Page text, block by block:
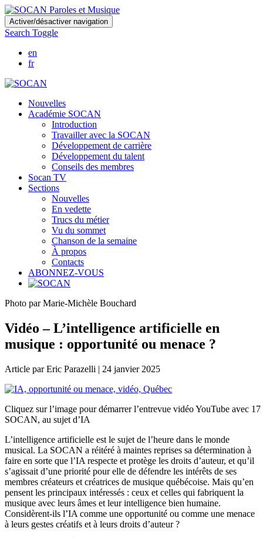
Skip
to
main
content
Activer/désactiver navigation
Search Toggle
en
fr
Nouvelles
Académie SOCAN
Introduction
Travailler avec la SOCAN
Développement de carrière
Développement du talent
Conseils des membres
Socan TV
Sections
Nouvelles
En vedette
Trucs du métier
Vu du sommet
Chanson de la semaine
À propos
Contacts
ABONNEZ-VOUS
Photo par Marie-Michèle Bouchard
Vidéo – L’intelligence artificielle en
musique : opportunité ou menace ?
Article par Eric Parazelli | 24 janvier 2025
Cliquez sur l’image pour démarrer l’entrevue vidéo YouTube avec 17
SOCAN, au sujet d’IA
L’intelligence artificielle est le sujet de l’heure dans le monde
musical. La SOCAN a réitéré à maintes reprises sa détermination à
faire en sorte que l’IA respecte et protège les droits d’auteur, et qu’il
s’agissait d’une priorité pour elle de défendre les intérêts de ses
membres créateurs et créatrices de musique québécoise. Mais qu’en
pensent les principaux intéressés : ceux et celles qui fabriquent la
musique avec leurs âmes et leur intelligence bien humaine.
Considèrent-ils l’IA comme une opportunité ou comme une menace
à leurs gestes créatifs et à leurs droits d’auteur ?